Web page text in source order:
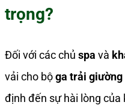
trọng?
Đối với các chủ spa và
vải cho bộga trải giường
định đến sự hài lòng của